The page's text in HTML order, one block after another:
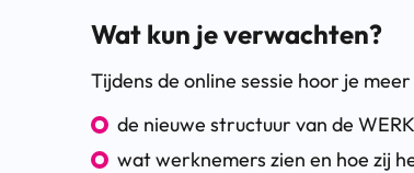
Wat kun je verwachten?
Tijdens de online sessie hoor je
de nieuwe structuur van de
wat werknemers zien en hoe zij